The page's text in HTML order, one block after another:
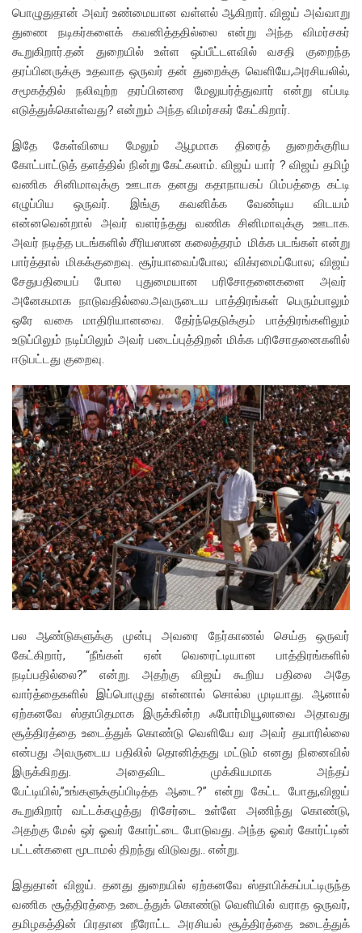
பொழுதுதான் அவர் உண்மையான வள்ளல் ஆகிறார். விஜய் அவ்வாறு
துணை நடிகர்களைக் கவனித்ததில்லை என்று அந்த விமர்சகர்
கூறுகிறார்.தன் துறையில் உள்ள ஒப்பீட்டளவில் வசதி குறைந்த
தரப்பினருக்கு உதவாத ஒருவர் தன் துறைக்கு வெளியே,அரசியலில்,
சமூகத்தில் நலிவுற்ற தரப்பினரை மேலுயர்த்துவார் என்று எப்படி
எடுத்துக்கொள்வது? என்றும் அந்த விமர்சகர் கேட்கிறார்.
இதே கேள்வியை மேலும் ஆழமாக திரைத் துறைக்குரிய
கோட்பாட்டுத் தளத்தில் நின்று கேட்கலாம். விஜய் யார் ? விஜய் தமிழ்
வணிக சினிமாவுக்கு ஊடாக தனது கதாநாயகப் பிம்பத்தை கட்டி
எழுப்பிய ஒருவர். இங்கு கவனிக்க வேண்டிய விடயம்
என்னவென்றால் அவர் வளர்ந்தது வணிக சினிமாவுக்கு ஊடாக.
அவர் நடித்த படங்களில் சீரியஸான கலைத்தரம் மிக்க படங்கள் என்று
பார்த்தால் மிகக்குறைவு. சூர்யாவைப்போல; விக்ரமைப்போல; விஜய்
சேதுபதியைப் போல புதுமையான பரிசோதனைகளை அவர்
அனேகமாக நாடுவதில்லை.அவருடைய பாத்திரங்கள் பெரும்பாலும்
ஒரே வகை மாதிரியானவை. தேர்ந்தெடுக்கும் பாத்திரங்களிலும்
உடுப்பிலும் நடிப்பிலும் அவர் படைப்புத்திறன் மிக்க பரிசோதனைகளில்
ஈடுபட்டது குறைவு.
பல ஆண்டுகளுக்கு முன்பு அவரை நேர்காணல் செய்த ஒருவர்
கேட்கிறார், “நீங்கள் ஏன் வெரைட்டியான பாத்திரங்களில்
நடிப்பதில்லை?” என்று. அதற்கு விஜய் கூறிய பதிலை அதே
வார்த்தைகளில் இப்பொழுது என்னால் சொல்ல முடியாது. ஆனால்
ஏற்கனவே ஸ்தாபிதமாக இருக்கின்ற ஃபோர்மியூலாவை அதாவது
சூத்திரத்தை உடைத்துக் கொண்டு வெளியே வர அவர் தயாரில்லை
என்பது அவருடைய பதிலில் தொனித்தது மட்டும் எனது நினைவில்
இருக்கிறது. அதைவிட முக்கியமாக அந்தப்
பேட்டியில்,”உங்களுக்குப்பிடித்த ஆடை?” என்று கேட்ட போது,விஜய்
கூறுகிறார் வட்டக்கழுத்து ரிசேர்டை உள்ளே அணிந்து கொண்டு,
அதற்கு மேல் ஒர் ஓவர் கோர்ட்டை போடுவது. அந்த ஓவர் கோர்ட்டின்
பட்டன்களை மூடாமல் திறந்து விடுவது.. என்று.
இதுதான் விஜய். தனது துறையில் ஏற்கனவே ஸ்தாபிக்கப்பட்டிருந்த
வணிக சூத்திரத்தை உடைத்துக் கொண்டு வெளியில் வராத ஒருவர்,
தமிழகத்தின் பிரதான நீரோட்ட அரசியல் சூத்திரத்தை உடைத்துக்